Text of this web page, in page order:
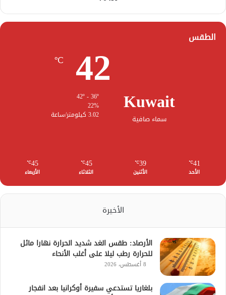
الطقس
Kuwait
سماء صافية
42
℃
22%
3.02 كيلومتر/ساعة
41
℃
الأحد
39
℃
الأثنين
45
℃
الثلاثاء
45
℃
الأربعاء
الأخيرة
الأرصاد: طقس الغد شديد الحرارة نهارا مائل
للحرارة رطب ليلا على أغلب الأنحاء
8 أغسطس، 2026
بلغاريا تستدعي سفيرة أوكرانيا بعد انفجار